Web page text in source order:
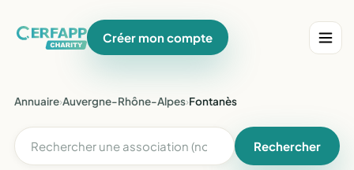
Créer mon compte
Annuaire›Auvergne-Rhône-Alpes›Fontanès
Rechercher